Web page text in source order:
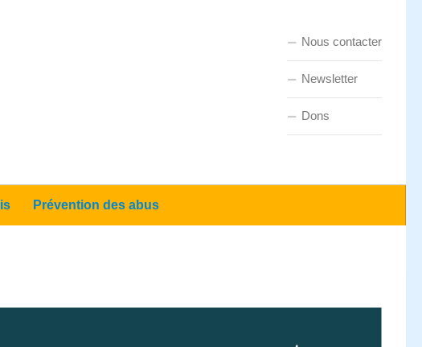
Nous contacter
Newsletter
Dons
Prévention des abus